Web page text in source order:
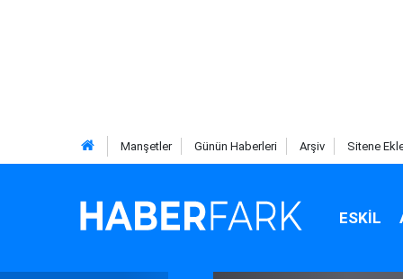
Manşetler Günün Haberleri Arşiv Sitene
ESKIL